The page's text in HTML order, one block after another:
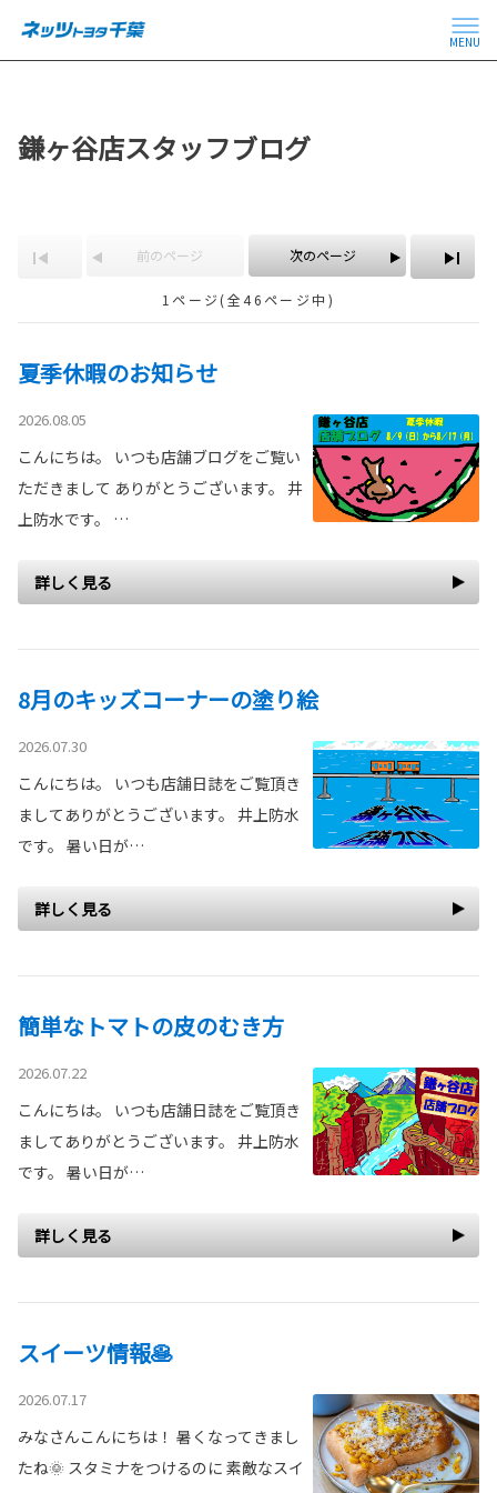
MENU
鎌ヶ谷店スタッフブログ
前のページ 次のページ
1ページ(全46ページ中)
夏季休暇のお知らせ
2026.08.05
こんにちは。 いつも店舗ブログをご覧い
ただきまして ありがとうございます。 井
上防水です。 …
詳しく見る
8月のキッズコーナーの塗り絵
2026.07.30
こんにちは。 いつも店舗日誌をご覧頂き
ましてありがとうございます。 井上防水
です。 暑い日が…
詳しく見る
簡単なトマトの皮のむき方
2026.07.22
こんにちは。 いつも店舗日誌をご覧頂き
ましてありがとうございます。 井上防水
です。 暑い日が…
詳しく見る
スイーツ情報🥞
2026.07.17
みなさんこんにちは！ 暑くなってきまし
たね🌞 スタミナをつけるのに 素敵なスイ